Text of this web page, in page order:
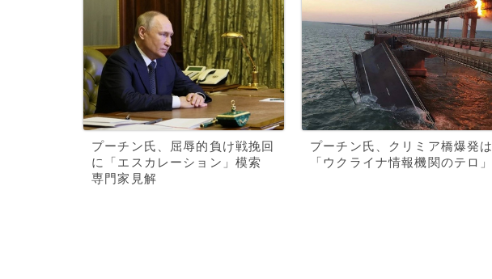
プーチン氏、屈辱的負け戦挽回
に「エスカレーション」模索
専門家見解
プーチン氏、クリミア橋爆発は
「ウクライナ情報機関のテロ」